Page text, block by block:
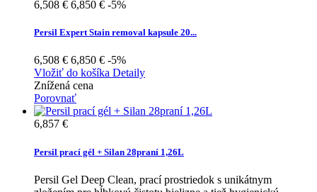
6,508 € 6,850 € -5%
Persil Expert Stain removal kapsule 20...
6,508 € 6,850 € -5%
Vložiť do košíka Detaily
Znížená cena
Porovnať
6,857 €
Persil prací gél + Silan 28praní 1,26L
Persil Gel Deep Clean, prací prostriedok s unikátnym